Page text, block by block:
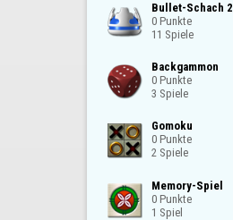
Bullet-Schach 2
0 Punkte
11 Spiele
Backgammon
0 Punkte
3 Spiele
Gomoku
0 Punkte
2 Spiele
Memory-Spiel
0 Punkte
1 Spiel